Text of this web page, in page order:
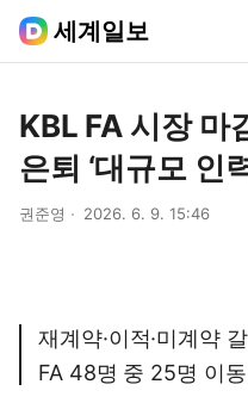
세계일보
KBL FA 시장 마
은퇴 ‘대규모 인
권준영 2026. 6. 9. 15:46
재계약·이적·미계약
FA 48명 중 25명 이